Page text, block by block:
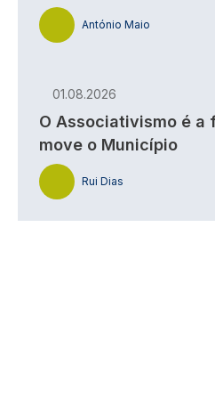
António Maio
01.08.2026
O Associativismo é a
move o Município
Rui Dias